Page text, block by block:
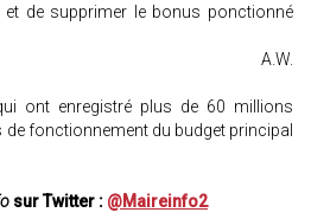
et de supprimer le bonus ponctionné
A.W.
ont enregistré plus de 60 millions
de fonctionnement du budget principal
sur Twitter : @Maireinfo2